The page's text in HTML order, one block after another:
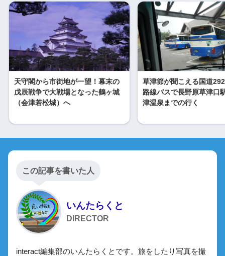
天守閣から市街地が一望！幕末の
戊辰戦争で大戦場となった鶴ヶ城
（会津若松城）へ
草津節が聞こえる国道
路線バスで長野原草津口
津温泉までの行く
この記事を書いた人
いんたらくと
DIRECTOR
interact編集部のいんたらくとです。旅をしたり写真を撮